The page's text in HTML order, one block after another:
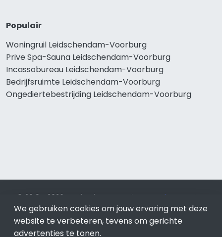
Populair
Woningruil Leidschendam-Voorburg
Prive Spa-Sauna Leidschendam-Voorburg
Incassobureau Leidschendam-Voorburg
Bedrijfsruimte Leidschendam-Voorburg
Ongediertebestrijding Leidschendam-Voorburg
© 2019 - 2026 Realisatie en SEO door SEO-bureau
Lion
Internet. Betaal alleen voor bewezen resultaten?SEO
optimalisatie No Cure No Pay.Leidschendam-Voorburg
onderdeel van Lion Internet.
We gebruiken cookies om jouw ervaring met deze
website te verbeteren, tevens om gerichte
advertenties te tonen.